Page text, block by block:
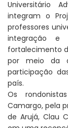
Universitário
integram o
professores
integração e
fortalecimento
por meio da
participação
país.
Os
Camargo, pela
de Arujá, Clau